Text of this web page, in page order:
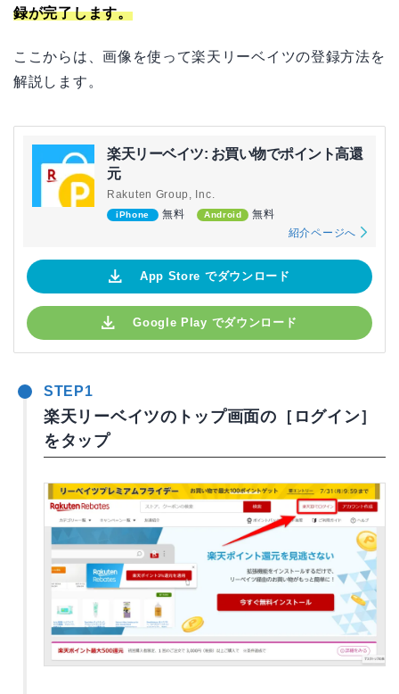
録が完了します。
ここからは、画像を使って楽天リーベイツの登録方法を
解説します。
楽天リーベイツ: お買い物でポイント高還
元
Rakuten Group, Inc.
iPhone 無料 Android
無料
紹介ページへ
App Store でダウンロード
Google Play でダウンロード
STEP1
楽天リーベイツのトップ画面の［ログイン］
をタップ